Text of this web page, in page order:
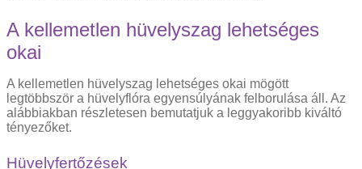
A kellemetlen hüvelyszag lehetséges
okai
A kellemetlen hüvelyszag lehetséges okai mögött
legtöbbször a hüvelyflóra egyensúlyának felborulása áll. Az
alábbiakban részletesen bemutatjuk a leggyakoribb kiváltó
tényezőket.
Hüvelyfertőzések